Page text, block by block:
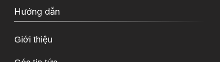
Hướng dẫn
Giới thiệu